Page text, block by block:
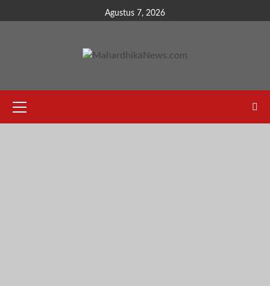
to
Agustus 7, 2026
Menu